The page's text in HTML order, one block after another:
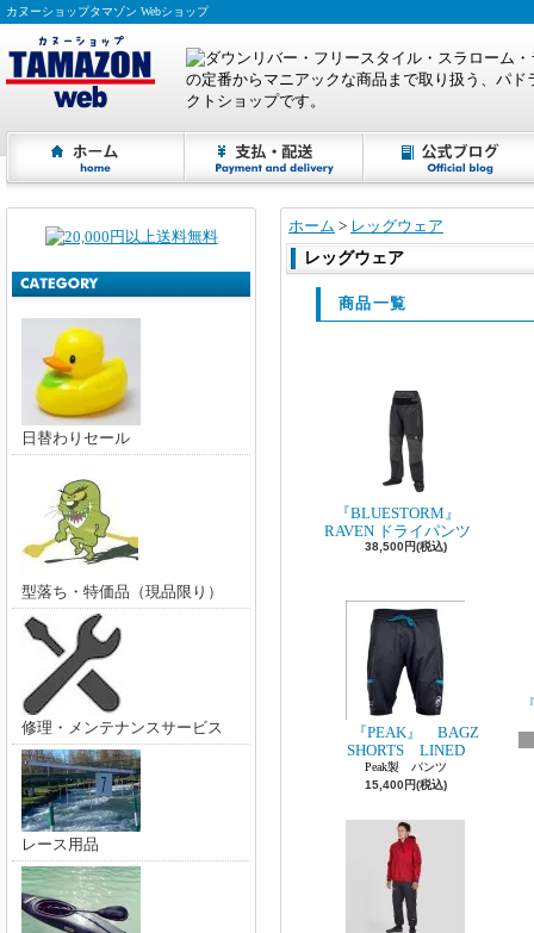
カヌーショップタマゾン Webショップ
日替わりセール
型落ち・特価品（現品限り）
修理・メンテナンスサービス
レース用品
ホーム > レッグウェア
レッグウェア
商品一覧
『BLUESTORM』
RAVEN ドライパンツ
38,500円(税込)
『PEAK』 BAGZ
SHORTS LINED
Peak製 パンツ
15,400円(税込)